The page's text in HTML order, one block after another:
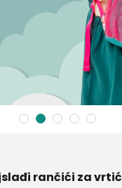
1 2 3 4 5
rančići za vrtić